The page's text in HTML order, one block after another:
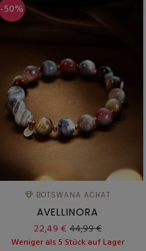
-50%
BOTSWANA ACHAT
AVELLINORA
22,49 € 44,99 €
Weniger als 5 Stück auf Lager